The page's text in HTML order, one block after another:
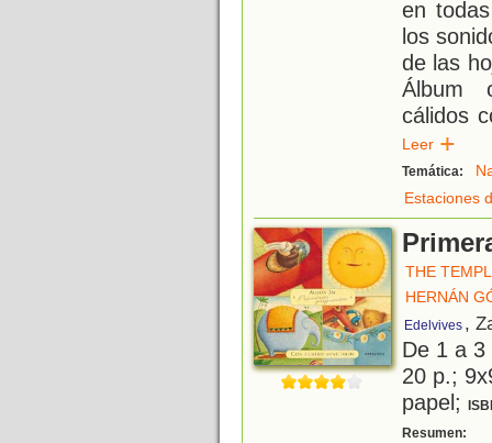
en
los
de las
Álbum
cálidos
Leer
Temática:
Estaciones
THE
HERNÁN
Edelvives ,
De 1 a
20 p.;
papel;
Resumen: